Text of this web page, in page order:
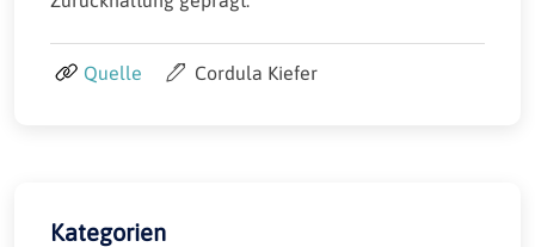
Quelle Cordula Kiefer
Kategorien